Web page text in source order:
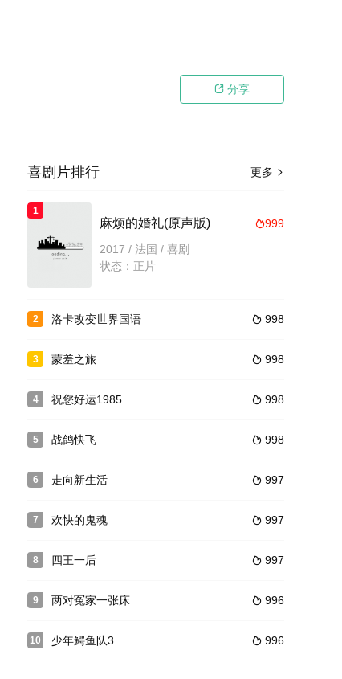
 分享
自己的神秘里无
、枯燥无趣生活的乾隆一肚子邪气，他厌烦了黄色
宪兵康斯坦丁（Costandin）和他的儿子。两人正在追捕一个吉
，宁静的乡村生活却被外祖父的到来打破，外祖父给小巴一只小猪作为
茹，阴差阳错的救了一位正在被黑帮追杀的高冷女卧
处境喜剧，描述了Brady家在九十年代的遭遇。Brady一家让人羡慕：
更多 
喜剧片排行
1
999
麻烦的婚礼(原声版)
2017 / 法国 / 喜剧
状态：正片
2  998
洛卡改变世界国语
3  998
蒙羞之旅
4  998
祝您好运1985
5  998
战鸽快飞
6  997
走向新生活
7  997
欢快的鬼魂
8  997
四王一后
9  996
两对冤家一张床
10  996
少年鳄鱼队3